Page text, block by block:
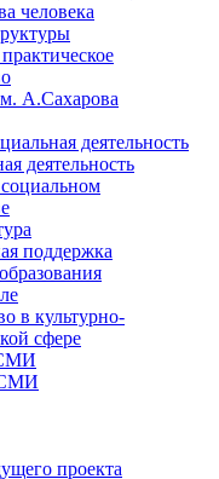
человека
А.Сахарова
деятельность
деятельность
поддержка
в культурно-
сфере
СМИ
проекта